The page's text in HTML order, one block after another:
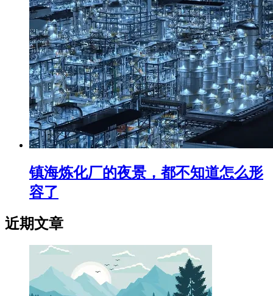
镇海炼化厂的夜景，都不知道怎么形
容了
近期文章